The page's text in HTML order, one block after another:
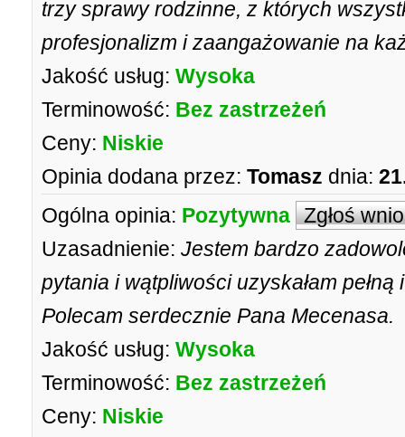
trzy sprawy rodzinne, z których
profesjonalizm i zaangażowanie na
Jakość usług: Wysoka
Terminowość: Bez zastrzeżeń
Ceny: Niskie
Opinia dodana przez: Tomasz dnia:
Ogólna opinia: Pozytywna Zgłoś
Uzasadnienie: Jestem bardzo
pytania i wątpliwości uzyskałam
Polecam serdecznie Pana Mecenasa.
Jakość usług: Wysoka
Terminowość: Bez zastrzeżeń
Ceny: Niskie